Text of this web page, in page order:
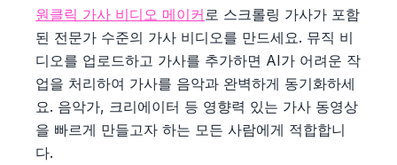
원클릭 가사 비디오 메이커로 스크롤링 가사가 포함
된 전문가 수준의 가사 비디오를 만드세요. 뮤직 비
디오를 업로드하고 가사를 추가하면 AI가 어려운 작
업을 처리하여 가사를 음악과 완벽하게 동기화하세
요. 음악가, 크리에이터 등 영향력 있는 가사 동영상
을 빠르게 만들고자 하는 모든 사람에게 적합합니
다.